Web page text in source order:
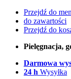
Przejdź do
do zawartości
Przejdź do
Pielęgnacja,
Darmowa
24 h Wysyłka